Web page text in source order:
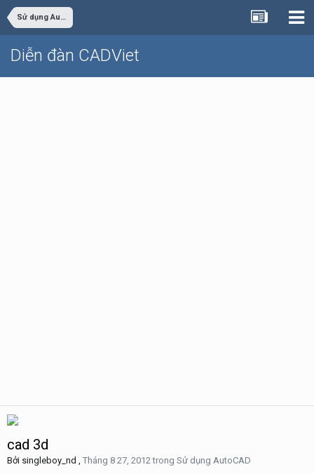
Sử dụng AutoCAD
Diễn đàn CADViet
cad 3d
Bởi singleboy_nd , Tháng 8 27, 2012trong Sử dụng AutoCAD